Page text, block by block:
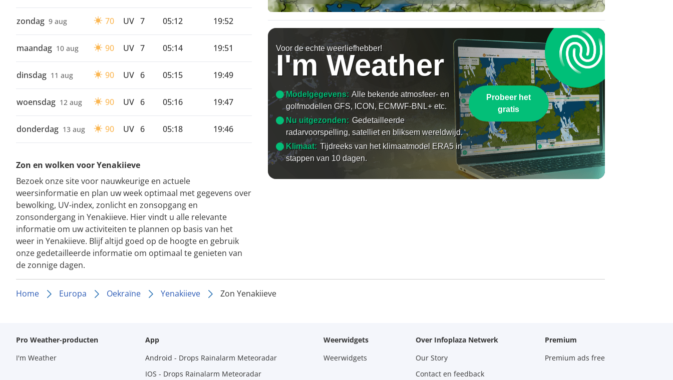
zondag 9 aug 70 UV 7 05:12 19:52
maandag 10 aug 90 UV 7 05:14 19:51
dinsdag 11 aug 90 UV 6 05:15 19:49
woensdag 12 aug 90 UV 6 05:16 19:47
donderdag 13 aug 90 UV 6 05:18 19:46
Zon en wolken voor Yenakiieve
Bezoek onze site voor nauwkeurige en actuele
weersinformatie en plan uw week optimaal met gegevens over
bewolking, UV-index, zonlicht en zonsopgang en
zonsondergang in Yenakiieve. Hier vindt u alle relevante
informatie om uw activiteiten te plannen op basis van het
weer in Yenakiieve. Blijf altijd goed op de hoogte en gebruik
onze gedetailleerde informatie om optimaal te genieten van
de zonnige dagen.
Voor de echte weerliefhebber!
I'm Weather
Modelgegevens: Alle bekende atmosfeer- en
golfmodellen GFS, ICON, ECMWF-BNL+ etc.
Nu uitgezonden: Gedetailleerde
radarvoorspelling, satelliet en bliksem wereldwijd.
Klimaat: Tijdreeks van het klimaatmodel ERA5 in
stappen van 10 dagen.
Probeer het
gratis
Home Europa Oekraïne Yenakiieve Zon Yenakiieve
Pro Weather-producten
I'm Weather
App
Android - Drops Rainalarm Meteoradar
IOS - Drops Rainalarm Meteoradar
Weerwidgets
Weerwidgets
Over Infoplaza Netwerk
Our Story
Contact en feedback
Premium
Premium ads free